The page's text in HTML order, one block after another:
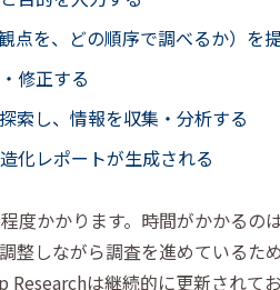
点を、どの順序で調べるか）を
修正する
索し、情報を収集・分析する
化レポートが生成される
度かかります。時間がかかるの
整しながら調査を進めているため
Researchは継続的に更新されて